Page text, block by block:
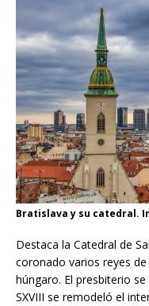
Bratislava y su catedral.
Destaca la Catedral de
coronado varios reyes
húngaro. El presbiterio
SXVIII se remodeló el